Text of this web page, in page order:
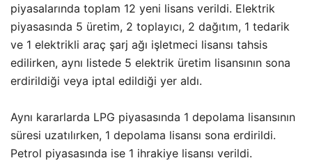
piyasalarında toplam 12 yeni lisans verildi. Elektrik
piyasasında 5 üretim, 2 toplayıcı, 2 dağıtım, 1 tedarik
ve 1 elektrikli araç şarj ağı işletmeci lisansı tahsis
edilirken, aynı listede 5 elektrik üretim lisansının sona
erdirildiği veya iptal edildiği yer aldı.
Aynı kararlarda LPG piyasasında 1 depolama lisansının
süresi uzatılırken, 1 depolama lisansı sona erdirildi.
Petrol piyasasında ise 1 ihrakiye lisansı verildi.